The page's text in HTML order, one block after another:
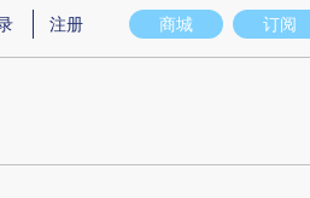
图存在偏差。不代表财新观点和立场。推荐
商城 订阅
注册